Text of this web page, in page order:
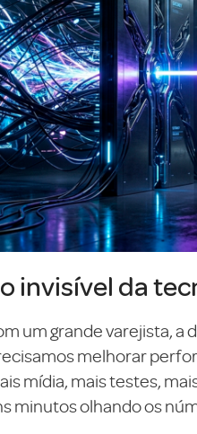
invisível da
um grande varejista, a
melhorar
mídia, mais testes,
minutos olhando os